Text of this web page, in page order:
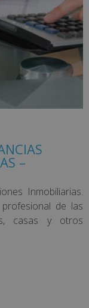
–
Inmobiliarias.
de las
casas y otros